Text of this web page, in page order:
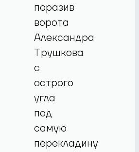
поразив
ворота
Александра
Трушкова
с
острого
угла
под
самую
перекладину